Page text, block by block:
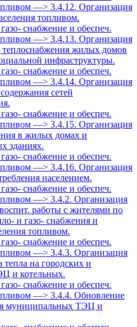
—> 3.4.12. Организация
топливом.
снабжение и обеспеч.
—> 3.4.13. Организация
теплоснабжения жилых домов
инфраструктуры.
снабжение и обеспеч.
—> 3.4.14. Организация
сетей
снабжение и обеспеч.
—> 3.4.15. Организация
в жилых домах и
зданиях.
снабжение и обеспеч.
—> 3.4.16. Организация
населением.
снабжение и обеспеч.
—> 3.4.2. Организация
работы с жителями по
и газо- снабжения и
топливом.
снабжение и обеспеч.
—> 3.4.3. Организация
тепла на городских и
и котельных.
снабжение и обеспеч.
—> 3.4.4. Обновление
муниципальных ТЭЦ и